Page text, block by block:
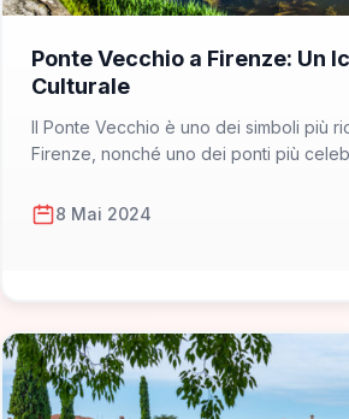
Ponte Vecchio a Firenze: Un
Culturale
Il Ponte Vecchio è uno dei simboli più
Firenze, nonché uno dei ponti più
8 Mai 2024